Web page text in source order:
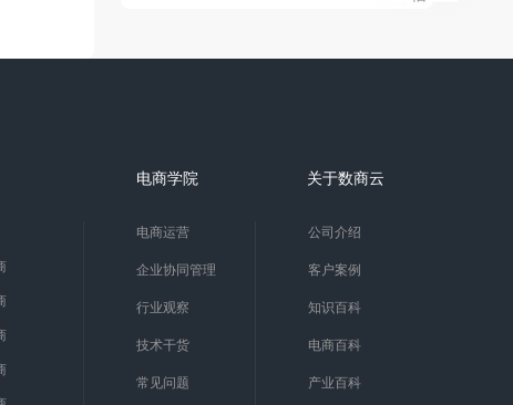
电商学院
电商运营
企业协同管理
行业观察
技术干货
常见问题
关于数商云
公司介绍
客户案例
知识百科
电商百科
产业百科